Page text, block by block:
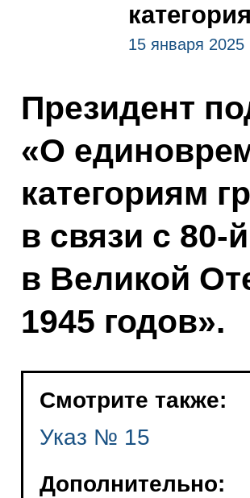
15 января 2025
Президент
«О
категориям
в связи с
в Великой
1945 годов».
Смотрите также:
Указ № 15
Дополнительно: